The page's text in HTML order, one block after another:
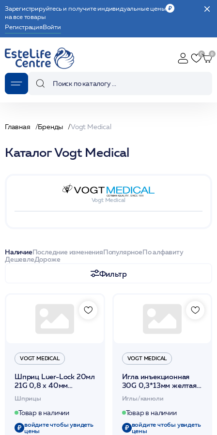
Зарегистрируйтесь и получите индивидуальные цены
на все товары
РегистрацияВойти
Главная Бренды Vogt Medical
Каталог Vogt Medical
Vogt Medical
НаличиеПоследние измененияПопулярноеПо алфавиту
ДешевлеДороже
Фильтр
VOGT MEDICAL
Шприц Luer-Lock 20мл
21G 0,8 x 40мм
одноразовый
стерильный 3-х комп. с
иглой (50/800) /Vogt
Medical
Шприцы
Товар в наличии
войдите чтобы увидеть
цены
VOGT MEDICAL
Игла инъекционная
30G 0,3*13мм желтая
(100/5000) / Vogt
Medical /ДокторМаркет
Иглы/канюли
Товар в наличии
войдите чтобы увидеть
цены